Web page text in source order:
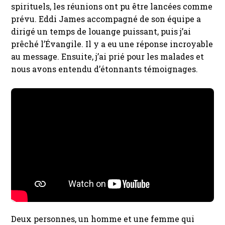
spirituels, les réunions ont pu être lancées comme
prévu. Eddi James accompagné de son équipe a
dirigé un temps de louange puissant, puis j’ai
prêché l’Évangile. Il y a eu une réponse incroyable
au message. Ensuite, j’ai prié pour les malades et
nous avons entendu d’étonnants témoignages.
Deux personnes, un homme et une femme qui